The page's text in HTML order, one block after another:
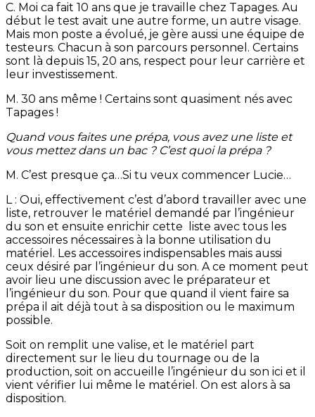
C. Moi ca fait 10 ans que je travaille chez Tapages. Au
début le test avait une autre forme, un autre visage.
Mais mon poste a évolué, je gère aussi une équipe de
testeurs. Chacun à son parcours personnel. Certains
sont là depuis 15, 20 ans, respect pour leur carrière et
leur investissement.
M. 30 ans même ! Certains sont quasiment nés avec
Tapages !
Quand vous faites une prépa, vous avez une liste et
vous mettez dans un bac ? C’est quoi la prépa ?
M. C’est presque ça…Si tu veux commencer Lucie…
L : Oui, effectivement c’est d’abord travailler avec une
liste, retrouver le matériel demandé par l’ingénieur
du son et ensuite enrichir cette liste avec tous les
accessoires nécessaires à la bonne utilisation du
matériel. Les accessoires indispensables mais aussi
ceux désiré par l’ingénieur du son. A ce moment peut
avoir lieu une discussion avec le préparateur et
l’ingénieur du son. Pour que quand il vient faire sa
prépa il ait déjà tout à sa disposition ou le maximum
possible.
Soit on remplit une valise, et le matériel part
directement sur le lieu du tournage ou de la
production, soit on accueille l’ingénieur du son ici et il
vient vérifier lui même le matériel. On est alors à sa
disposition.